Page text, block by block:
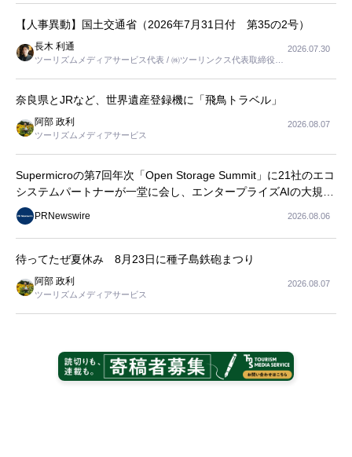
【人事異動】国土交通省（2026年7月31日付 第35の2号）
長木 利通
ツーリズムメディアサービス代表 / ㈱ツーリンクス代表取締役社
2026.07.30
奈良県とJRなど、世界遺産登録機に「飛鳥トラベル」
阿部 政利
ツーリズムメディアサービス
2026.08.07
Supermicroの第7回年次「Open Storage Summit」に21社のエコ
システムパートナーが一堂に会し、エンタープライズAIの大規模
導入に関する実践的なガイダンスを共有
PRNewswire 2026.08.06
待ってたぜ夏休み 8月23日に種子島鉄砲まつり
阿部 政利
ツーリズムメディアサービス
2026.08.07